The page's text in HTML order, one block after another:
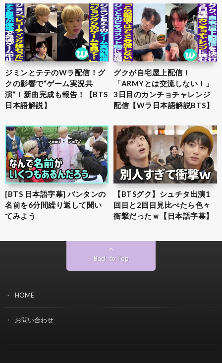
ジミンとテテのWラ配信！グ
クの影響で“ゲーム実況共
演”！新曲完成も報告！【BTS
日本語解説】
グクが自宅屋上配信！
「ARMYとは交流しない！」
3日目のカンチョチャレンジ
配信【Wラ日本語解説BTS】
[BTS 日本語字幕] バンタンの
名前を6分間繰り返して聞い
てみよう
【BTSグク】シュチタ出演1
回目と2回目見比べたら色々
衝撃だったｗ【日本語字幕】
Back to Top
HOME
お問い合わせ